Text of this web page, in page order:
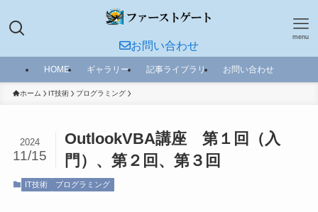
お問い合わせ
menu
HOME ギャラリー 記事ライブラリ お問い合わせ
ホーム IT技術 プログラミング
OutlookVBA講座 第１回（入
門）、第２回、第３回
2024
11/15
IT技術 プログラミング